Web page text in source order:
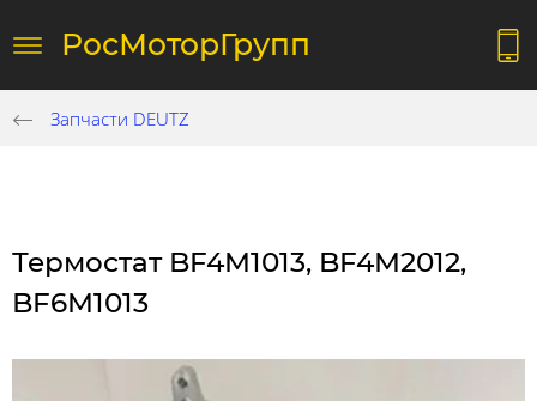
РосМоторГрупп
Запчасти DEUTZ
Термостат BF4M1013, BF4M2012,
BF6M1013